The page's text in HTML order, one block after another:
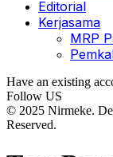
Editorial
Kerjasama
MRP
Have an existing
Follow US
© 2025 Nirmeke.
Reserved.